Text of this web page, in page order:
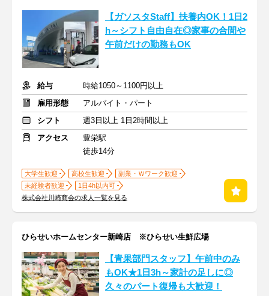
【ガソスタStaff】扶養内OK！1日2
h～シフト自由自在◎家事の合間や
午前だけの勤務もOK
給与
時給1050～1100円以上
雇用形態
アルバイト・パート
シフト
週3日以上 1日2時間以上
アクセス
豊栄駅
徒歩14分
大学生歓迎 高校生歓迎
副業・Ｗワーク歓迎
未経験者歓迎
1日4h以内可
株式会社川崎商会の求人一覧を見る
ひらせいホームセンター新崎店 ※ひらせい生鮮広場
【青果部門スタッフ】午前中のみ
もOK★1日3h～家計の足しに◎
久々のパート復帰も大歓迎！